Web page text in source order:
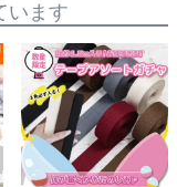
います